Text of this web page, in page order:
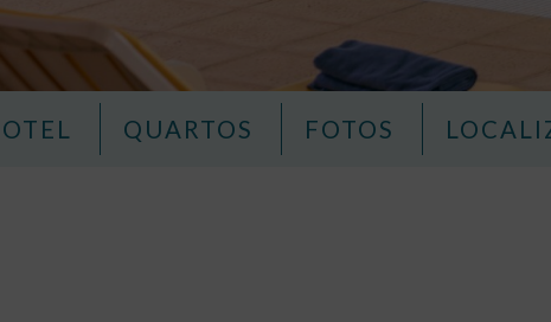
QUARTOS FOTOS